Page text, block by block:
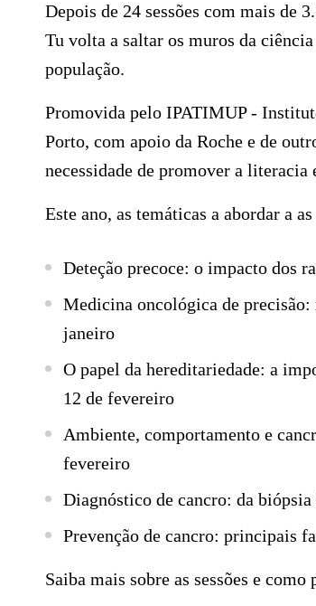
Depois de 24 sessões com mais de
Tu volta a saltar os muros da
população.
Promovida pelo IPATIMUP -
Porto, com apoio da Roche e de
necessidade de promover a literacia
Este ano, as temáticas a abordar a
Deteção precoce: o impacto dos
Medicina oncológica de precisão:
janeiro
O papel da hereditariedade: a
12 de fevereiro
Ambiente, comportamento e
fevereiro
Diagnóstico de cancro: da
Prevenção de cancro: principais
Saiba mais sobre as sessões e como